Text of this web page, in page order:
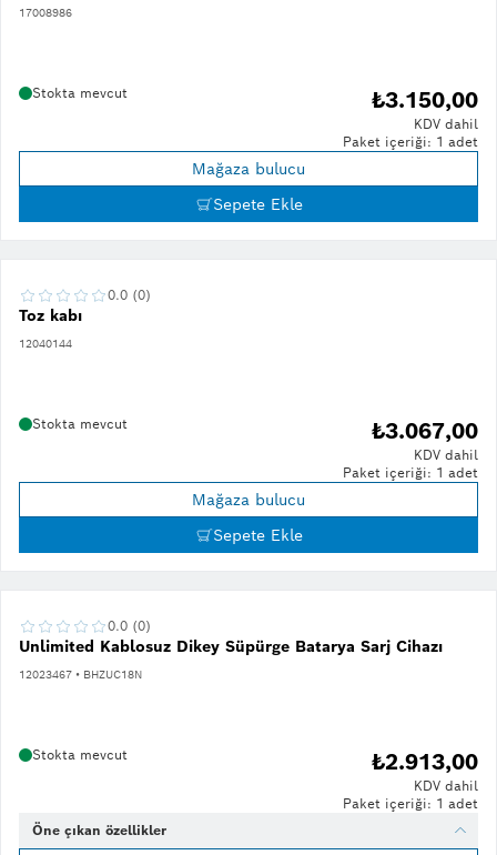
17008986
Stokta mevcut ₺3.150,00
KDV dahil
Paket içeriği: 1 adet
Mağaza bulucu
Sepete Ekle
Toz kabı
12040144
0.0 (0)
Stokta mevcut ₺3.067,00
KDV dahil
Paket içeriği: 1 adet
Mağaza bulucu
Sepete Ekle
Unlimited Kablosuz Dikey Süpürge Batarya Sarj Cihazı
12023467 • BHZUC18N
0.0 (0)
Stokta mevcut ₺2.913,00
KDV dahil
Paket içeriği: 1 adet
Öne çıkan özellikler